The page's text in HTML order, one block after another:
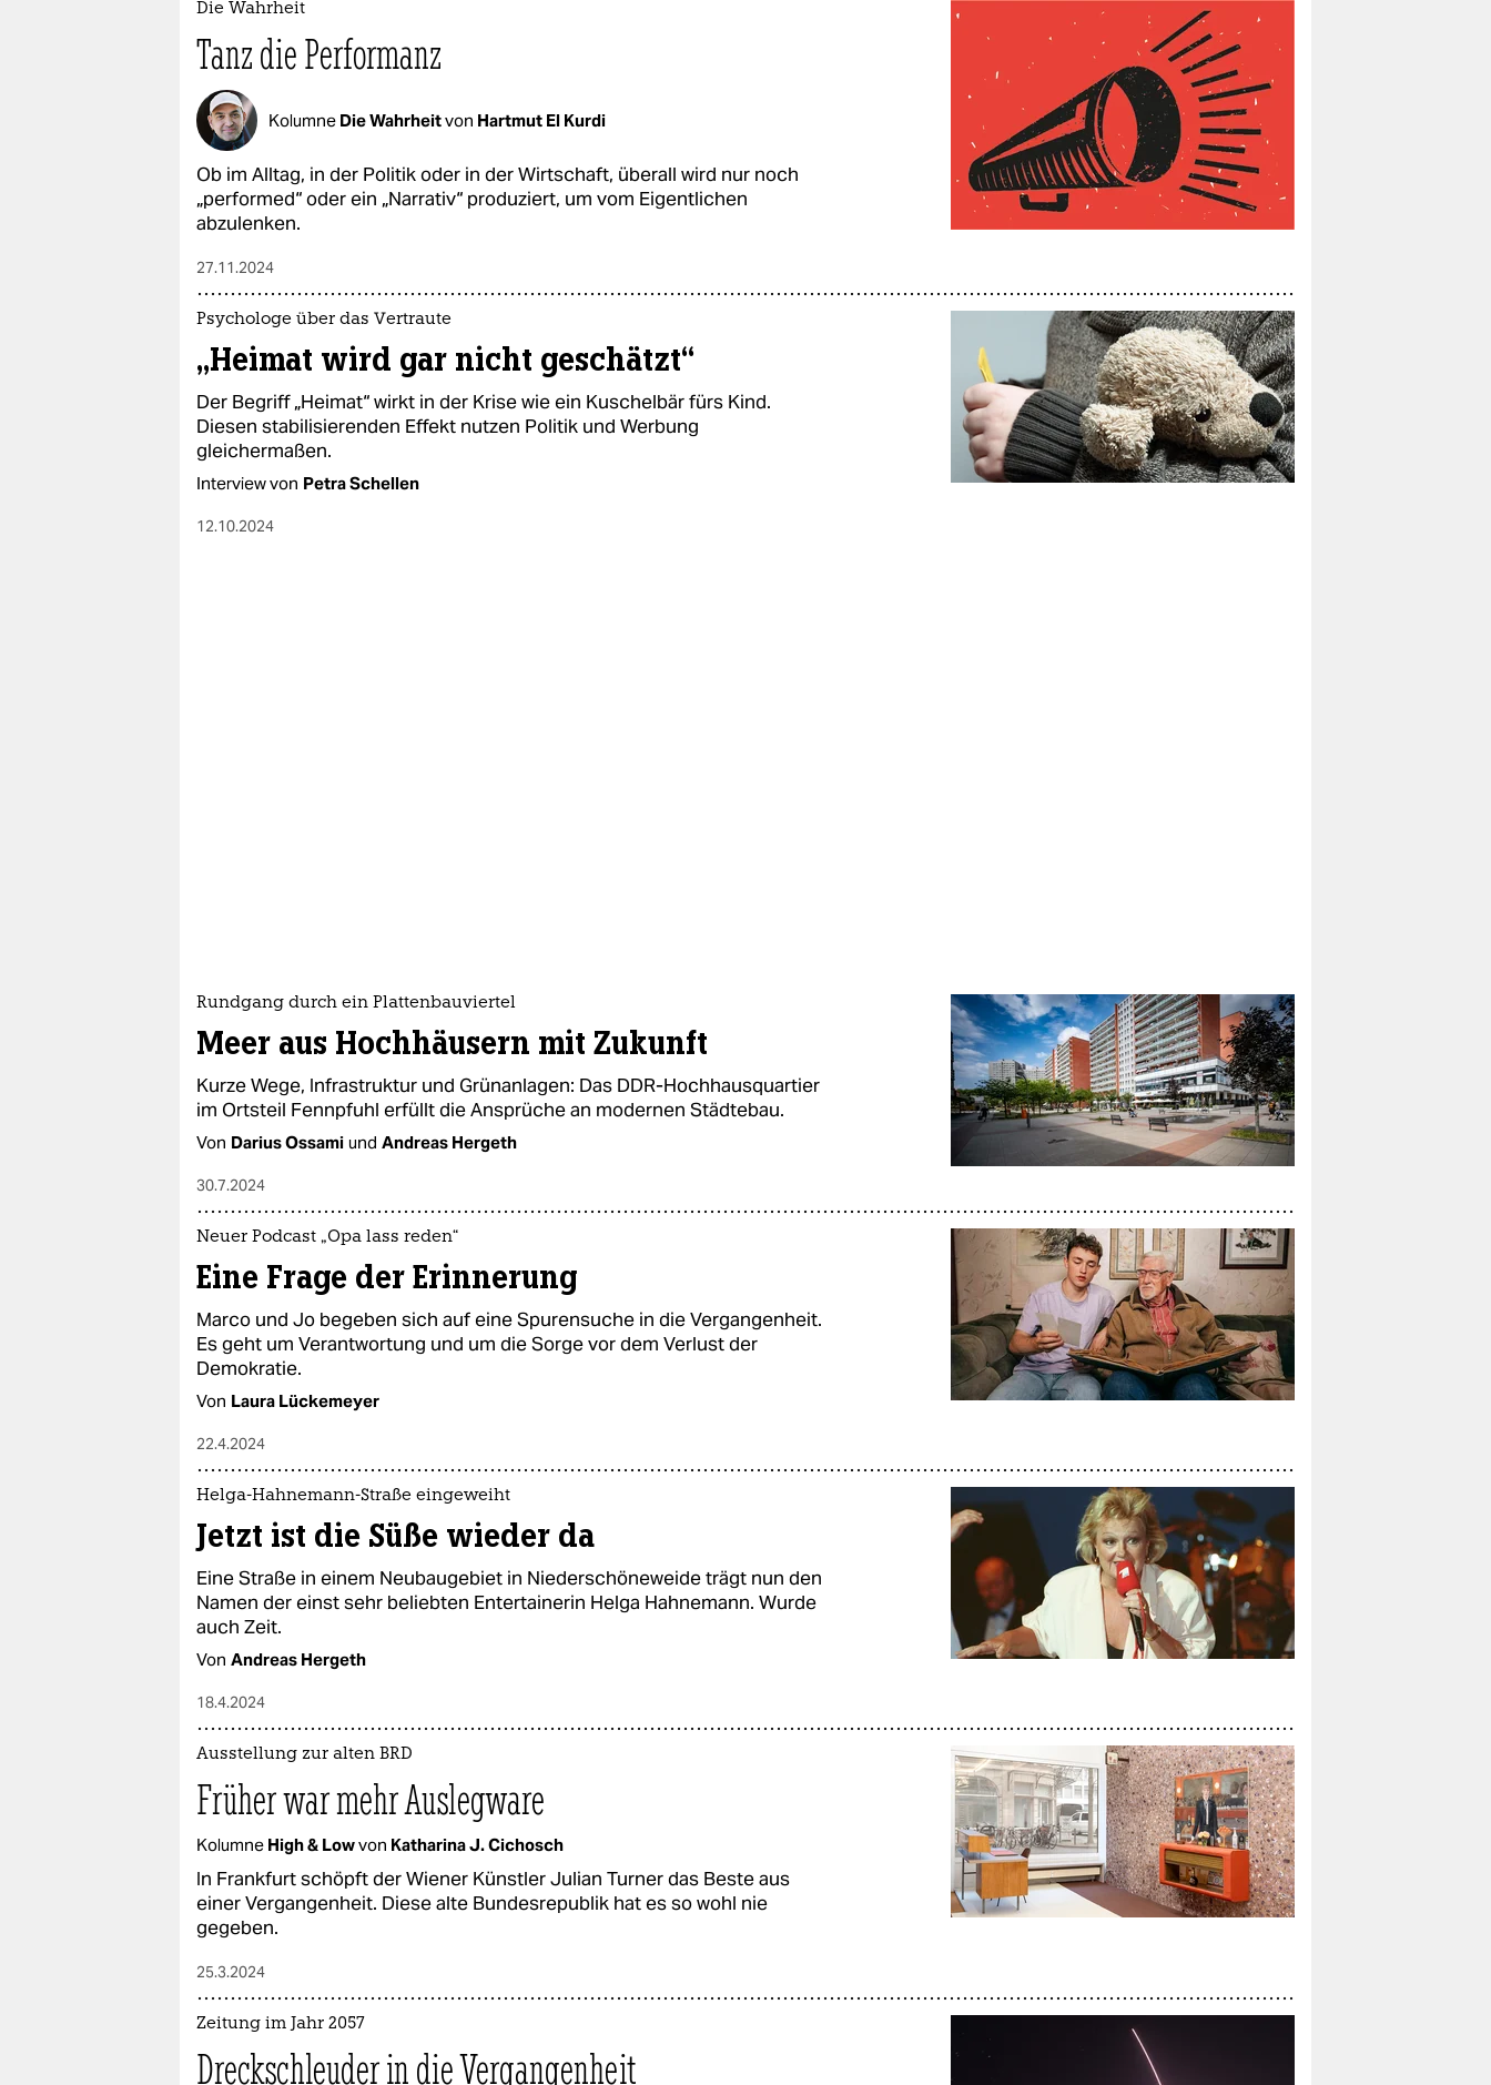
Die Wahrheit
Tanz die Performanz
Kolumne Die Wahrheitvon Hartmut El Kurdi
Ob im Alltag, in der Politik oder in der Wirtschaft, überall wird nur noch
„performed“ oder ein „Narrativ“ produziert, um vom Eigentlichen
abzulenken.
27.11.2024
Psychologe über das Vertraute
„Heimat wird gar nicht geschätzt“
Der Begriff „Heimat“ wirkt in der Krise wie ein Kuschelbär fürs Kind.
Diesen stabilisierenden Effekt nutzen Politik und Werbung
gleichermaßen.
Interview von Petra Schellen
12.10.2024
Rundgang durch ein Plattenbauviertel
Meer aus Hochhäusern mit Zukunft
Kurze Wege, Infrastruktur und Grünanlagen: Das DDR-Hochhausquartier
im Ortsteil Fennpfuhl erfüllt die Ansprüche an modernen Städtebau.
Von Darius Ossami und Andreas Hergeth
30.7.2024
Neuer Podcast „Opa lass reden“
Eine Frage der Erinnerung
Marco und Jo begeben sich auf eine Spurensuche in die Vergangenheit.
Es geht um Verantwortung und um die Sorge vor dem Verlust der
Demokratie.
Von Laura Lückemeyer
22.4.2024
Helga-Hahnemann-Straße eingeweiht
Jetzt ist die Süße wieder da
Eine Straße in einem Neubaugebiet in Niederschöneweide trägt nun den
Namen der einst sehr beliebten Entertainerin Helga Hahnemann. Wurde
auch Zeit.
Von Andreas Hergeth
18.4.2024
Ausstellung zur alten BRD
Früher war mehr Auslegware
Kolumne High & Lowvon Katharina J. Cichosch
In Frankfurt schöpft der Wiener Künstler Julian Turner das Beste aus
einer Vergangenheit. Diese alte Bundesrepublik hat es so wohl nie
gegeben.
25.3.2024
Zeitung im Jahr 2057
Dreckschleuder in die Vergangenheit